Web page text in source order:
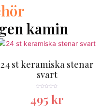
kamin
24 st keramiska stenar
svart
495kr